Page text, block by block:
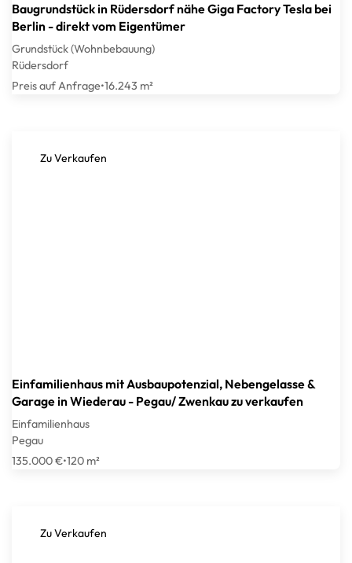
Baugrundstück in Rüdersdorf nähe Giga Factory Tesla bei
Berlin - direkt vom Eigentümer
Grundstück (Wohnbebauung)
Rüdersdorf
Preis auf Anfrage•16.243 m²
Zu Verkaufen
Einfamilienhaus mit Ausbaupotenzial, Nebengelasse &
Garage in Wiederau - Pegau/ Zwenkau zu verkaufen
Einfamilienhaus
Pegau
135.000 €•120 m²
Zu Verkaufen